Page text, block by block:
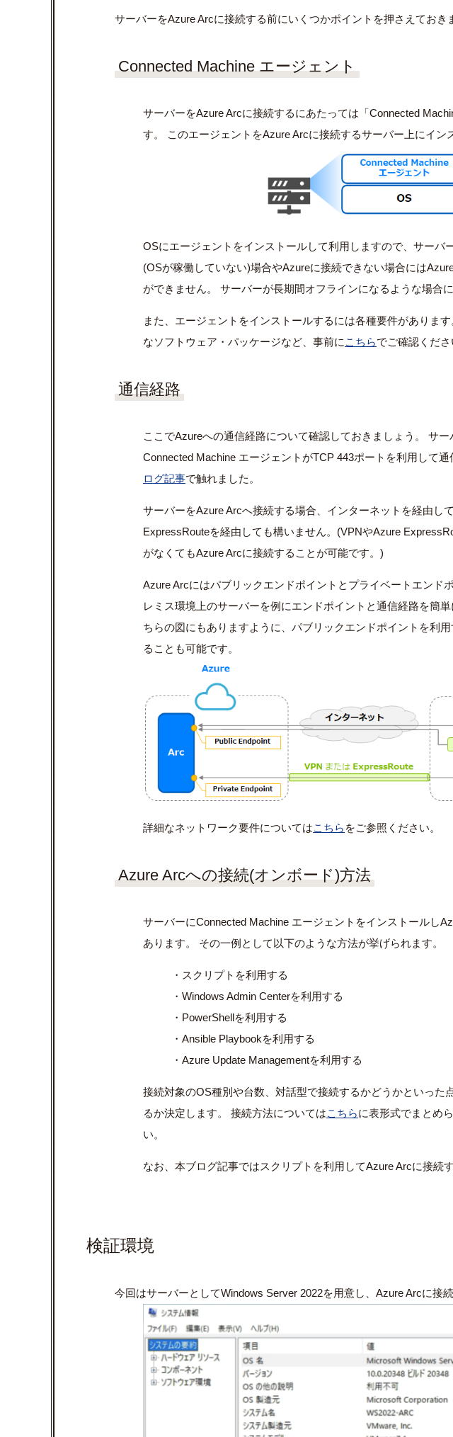
サーバーをAzure Arcに接続する前にいくつかポイントを押さえておき
Connected Machine エージェント
サーバーをAzure Arcに接続するにあたっては「 Connected
す。 このエージェントをAzure Arcに接続するサーバー上にイン
OSにエージェントをインストールして利用しますので、サーバ
(OSが稼働していない)場合やAzureに接続できない場合には
ができません。 サーバーが長期間オフラインになるような場合
また、エージェントをインストールするには各種要件がありま
なソフトウェア・パッケージなど、事前に こちらでご確認くださ
通信経路
ここでAzureへの通信経路について確認しておきましょう。 サ
Connected Machine エージェントがTCP 443ポートを利用して
ログ記事で触れました。
サーバーをAzure Arcへ接続する場合、インターネットを経由し
ExpressRouteを経由しても構いません。 (VPNやAzure
がなくてもAzure Arcに接続することが可能です。 )
Azure Arcにはパブリックエンドポイントとプライベートエンド
レミス環境上のサーバーを例にエンドポイントと通信経路を簡
ちらの図にもありますように、パブリックエンドポイントを利
ることも可能です。
詳細なネットワーク要件についてはこちら をご参照ください。
Azure Arcへの接続(オンボード)方法
サーバーにConnected Machine エージェントをインストールし
あります。 その一例として以下のような方法が挙げられます。
・スクリプトを利用する
・ Windows Admin Centerを利用する
・ PowerShellを利用する
・ Ansible Playbookを利用する
・ Azure Update Managementを利用する
接続対象のOS種別や台数、対話型で接続するかどうかといった
るか決定します。 接続方法についてはこちらに表形式でまとめ
い。
なお、本ブログ記事ではスクリプトを利用してAzure Arcに接続
検証環境
今回はサーバーとしてWindows Server 2022を用意し、 AzureArcに接